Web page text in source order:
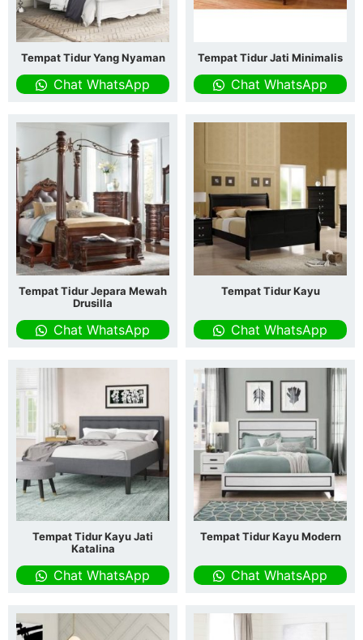
Tempat Tidur Yang Nyaman
Chat WhatsApp
Tempat Tidur Jati Minimalis
Chat WhatsApp
Tempat Tidur Jepara Mewah
Drusilla
Chat WhatsApp
Tempat Tidur Kayu
Chat WhatsApp
Tempat Tidur Kayu Jati
Katalina
Chat WhatsApp
Tempat Tidur Kayu Modern
Chat WhatsApp